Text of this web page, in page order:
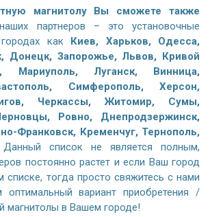
магнитолу Вы сможете также
партнеров – это установочные
как Киев, Харьков, Одесса,
Донецк, Запорожье, Львов, Кривой
Мариуполь, Луганск, Винница,
Симферополь, Херсон,
Черкассы, Житомир, Сумы,
Ровно, Днепродзержинск,
Франковск, Кременчуг, Тернополь,
список не является полным,
постоянно растет и если Ваш город
списке, тогда просто свяжитесь с нами
вариант приобретения /
магнитолы в Вашем городе!